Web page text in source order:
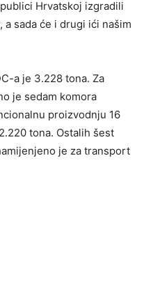
Hrvatskoj izgradili
sada će i drugi ići našim
a je 3.228 tona. Za
je sedam komora
proizvodnju 16
tona. Ostalih šest
je za transport